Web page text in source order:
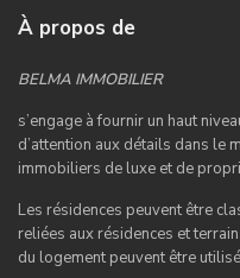
À propos de
BELMA IMMOBILIER
s’engage à fournir un haut
d’attention aux détails dans le
immobiliers de luxe et de
Les résidences peuvent être
reliées aux résidences et
du logement peuvent être